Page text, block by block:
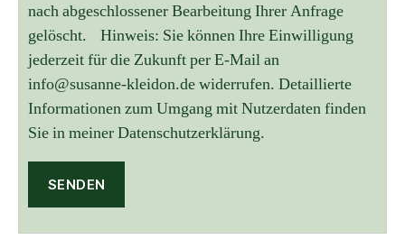
nach abgeschlossener Bearbeitung Ihrer Anfrage
gelöscht. Hinweis: Sie können Ihre Einwilligung
jederzeit für die Zukunft per E-Mail an
info@susanne-kleidon.de widerrufen. Detaillierte
Informationen zum Umgang mit Nutzerdaten finden
Sie in meiner Datenschutzerklärung.
A